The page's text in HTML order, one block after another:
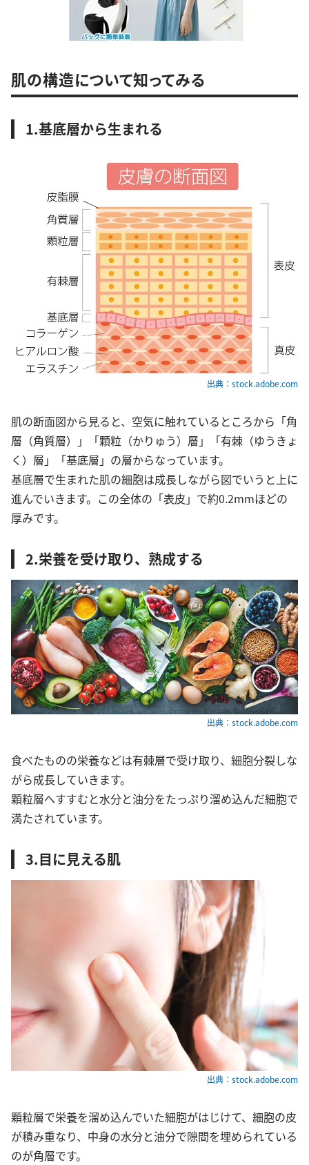
肌の構造について知ってみる
1.基底層から生まれる
出典：stock.adobe.com
肌の断面図から見ると、空気に触れているところから「角
層（角質層）」「顆粒（かりゅう）層」「有棘（ゆうきょ
く）層」「基底層」の層からなっています。
基底層で生まれた肌の細胞は成長しながら図でいうと上に
進んでいきます。この全体の「表皮」で約0.2mmほどの
厚みです。
2.栄養を受け取り、熟成する
出典：stock.adobe.com
食べたものの栄養などは有棘層で受け取り、細胞分裂しな
がら成長していきます。
顆粒層へすすむと水分と油分をたっぷり溜め込んだ細胞で
満たされています。
3.目に見える肌
出典：stock.adobe.com
顆粒層で栄養を溜め込んでいた細胞がはじけて、細胞の皮
が積み重なり、中身の水分と油分で隙間を埋められている
のが角層です。